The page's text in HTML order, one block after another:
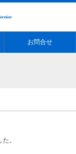
お問合せ
。